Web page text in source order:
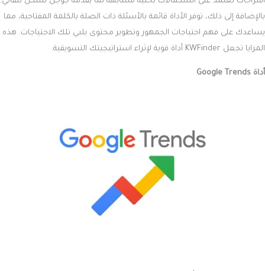
بالإضافة إلى ذلك، توفر الأداة قائمة بالأسئلة ذات الصلة بالكلمة المفتاحية، مما
يساعدك على فهم احتياجات الجمهور وتطوير محتوى يلبي تلك الاحتياجات. هذه
المزايا تجعل KWFinder أداة قوية لإثراء استراتيجيتك التسويقية.
أداة Google Trends